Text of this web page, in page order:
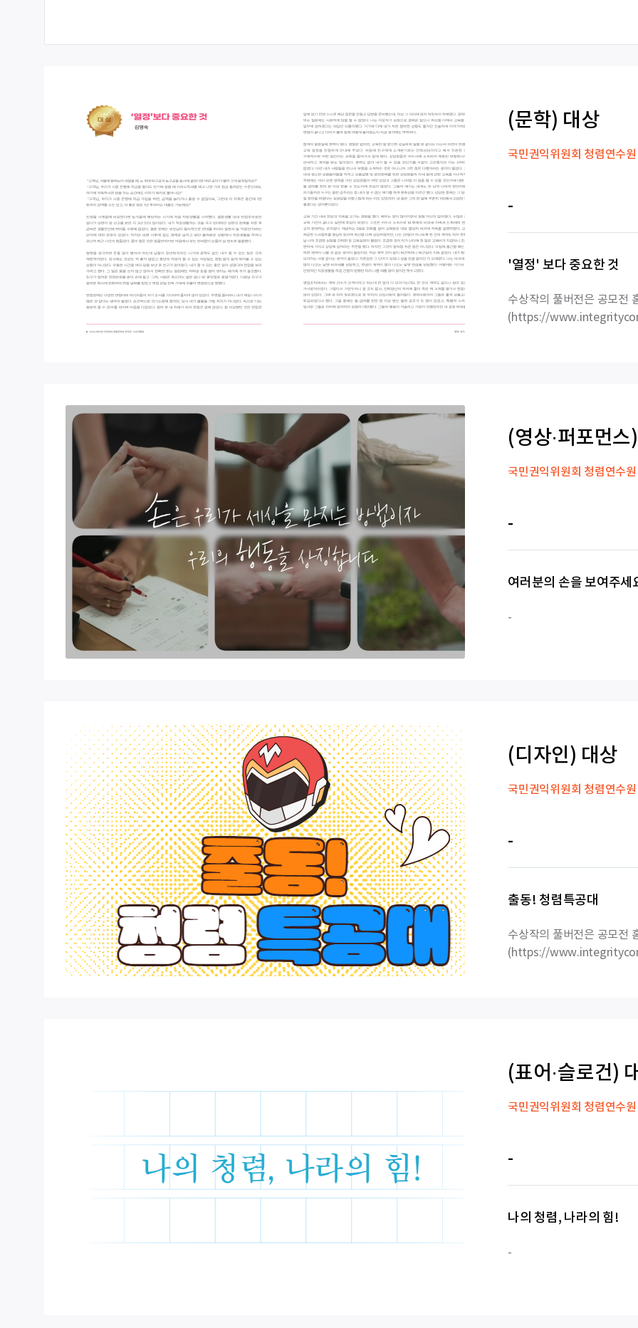
(문학) 대상
국민권익위원회 청렴연수원
-
'열정' 보다 중요한 것
수상작의 풀버전은 공모전
(https://
(영상·퍼포먼스
국민권익위원회 청렴연수원
-
여러분의 손을 보여주세
-
(디자인) 대상
국민권익위원회 청렴연수원
-
출동! 청렴특공대
수상작의 풀버전은 공모전
(https://
(표어·슬로건)
국민권익위원회 청렴연수원
-
나의 청렴, 나라의 힘!
-